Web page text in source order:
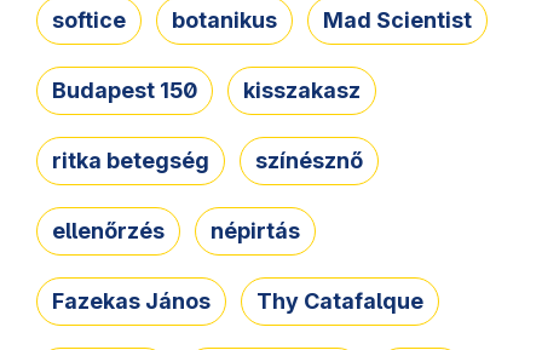
softice botanikus Mad Scientist
Budapest 150 kisszakasz
ritka betegség színésznő
ellenőrzés népirtás
Fazekas János Thy Catafalque